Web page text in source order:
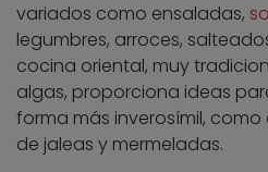
variados como ensaladas,
legumbres, arroces,
cocina oriental, muy
algas, proporciona ideas
forma más inverosímil, como
de jaleas y mermeladas.